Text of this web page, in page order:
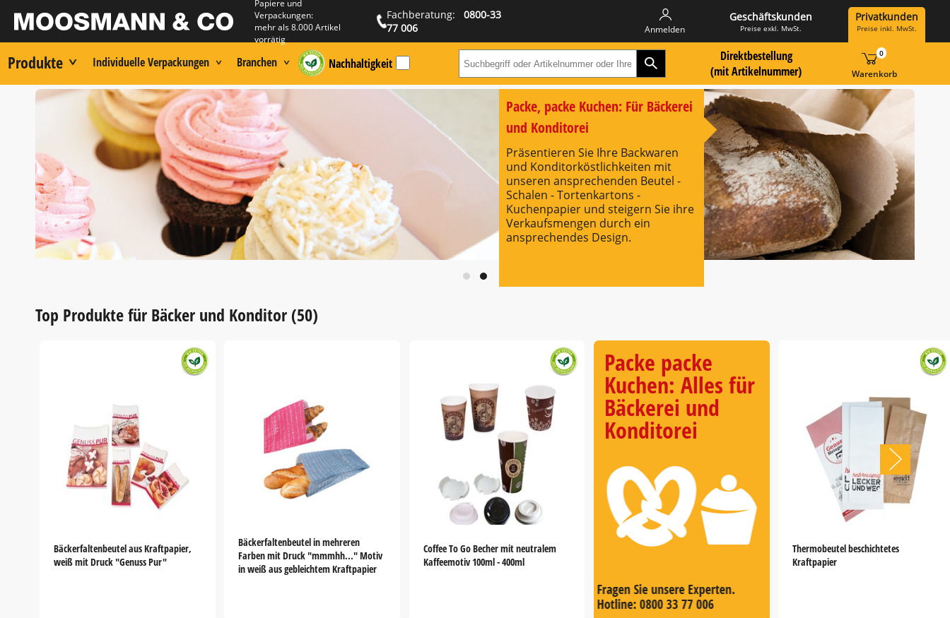
Papiere und
Verpackungen:
mehr als 8.000 Artikel
vorrätig
Fachberatung:
0800-33
77 006
Anmelden
Geschäftskunden
Preise exkl. MwSt.
Privatkunden
Preise inkl. MwSt.
Produkte Individuelle Verpackungen Branchen Nachhaltigkeit Suchbegriff oder Artikelnummer hier eingeben:
Zur Suche LandingpageDirektbestellung
(mit Artikelnummer)
Warenkorb
0
Packe, packe Kuchen: Für Bäckerei
und Konditorei
Präsentieren Sie Ihre Backwaren
und Konditorköstlichkeiten mit
unseren ansprechenden Beutel -
Schalen - Tortenkartons -
Kuchenpapier und steigern Sie ihre
Verkaufsmengen durch ein
ansprechendes Design.
of
Top Produkte für Bäcker und Konditor (50)
Bäckerfaltenbeutel aus Kraftpapier,
weiß mit Druck "Genuss Pur"
Bäckerfaltenbeutel in mehreren
Farben mit Druck "mmmhh..." Motiv
in weiß aus gebleichtem Kraftpapier
Coffee To Go Becher mit neutralem
Kaffeemotiv 100ml - 400ml
Packe packe
Kuchen: Alles für
Bäckerei und
Konditorei
Thermobeutel beschichtetes
Kraftpapier